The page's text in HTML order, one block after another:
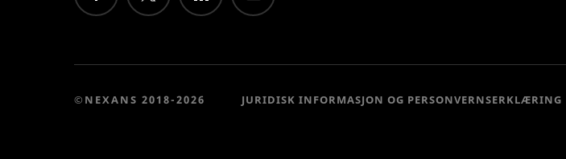
©NEXANS 2018-2026 JURIDISK INFORMASJON OG PERSONVERNSERKLÆRING